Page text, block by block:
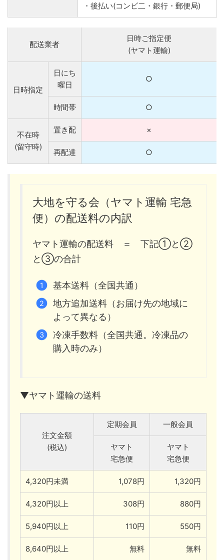
・後払い(コンビ二・銀行・郵便局)
配送業者
日時ご指定便
(ヤマト運輸)
日時指定
日にち
曜日
○
時間帯 ○
不在時
(留守時)
置き配 ×
再配達 ○
大地を守る会（ヤマト運輸 宅急
便）の配送料の内訳
ヤマト運輸の配送料 ＝ 下記①と②
と③の合計
基本送料（全国共通）
地方追加送料（お届け先の地域に
よって異なる）
冷凍手数料（全国共通。冷凍品の
購入時のみ）
▼ヤマト運輸の送料
注文金額
(税込)
定期会員 一般会員
ヤマト
宅急便
ヤマト
宅急便
4,320円未満 1,078円 1,320円
4,320円以上 308円 880円
5,940円以上 110円 550円
8,640円以上 無料 無料